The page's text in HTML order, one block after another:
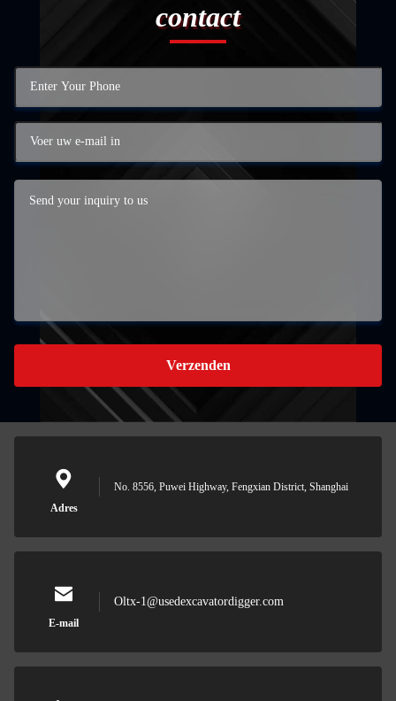
contact
Verzenden
Adres
No. 8556, Puwei Highway, Fengxian District, Shanghai
E-mail
Oltx-1@usedexcavatordigger.com